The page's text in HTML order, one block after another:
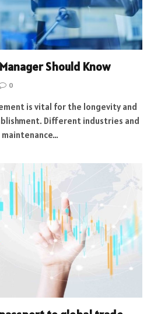
Should Know
0
is vital for the longevity and
Different industries and